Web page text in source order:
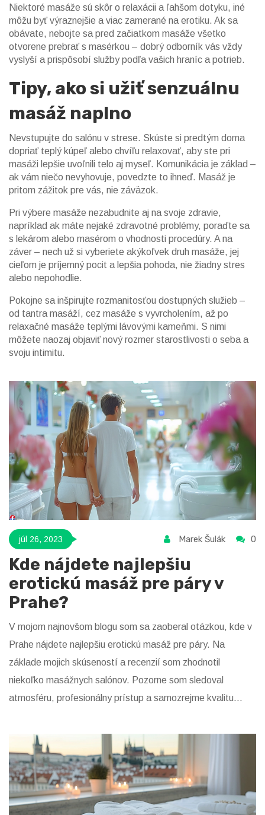
Niektoré masáže sú skôr o relaxácii a ľahšom dotyku, iné
môžu byť výraznejšie a viac zamerané na erotiku. Ak sa
obávate, nebojte sa pred začiatkom masáže všetko
otvorene prebrať s masérkou – dobrý odborník vás vždy
vyslyší a prispôsobí služby podľa vašich hraníc a potrieb.
Tipy, ako si užiť senzuálnu
masáž naplno
Nevstupujte do salónu v strese. Skúste si predtým doma
dopriať teplý kúpeľ alebo chvíľu relaxovať, aby ste pri
masáži lepšie uvoľnili telo aj myseľ. Komunikácia je základ –
ak vám niečo nevyhovuje, povedzte to ihneď. Masáž je
pritom zážitok pre vás, nie záväzok.
Pri výbere masáže nezabudnite aj na svoje zdravie,
napríklad ak máte nejaké zdravotné problémy, poraďte sa
s lekárom alebo masérom o vhodnosti procedúry. A na
záver – nech už si vyberiete akýkoľvek druh masáže, jej
cieľom je príjemný pocit a lepšia pohoda, nie žiadny stres
alebo nepohodlie.
Pokojne sa inšpirujte rozmanitosťou dostupných služieb –
od tantra masáží, cez masáže s vyvrcholením, až po
relaxačné masáže teplými lávovými kameňmi. S nimi
môžete naozaj objaviť nový rozmer starostlivosti o seba a
svoju intimitu.
júl 26, 2023 Marek Šulák 0
Kde nájdete najlepšiu
erotickú masáž pre páry v
Prahe?
V mojom najnovšom blogu som sa zaoberal otázkou, kde v
Prahe nájdete najlepšiu erotickú masáž pre páry. Na
základe mojich skúseností a recenzií som zhodnotil
niekoľko masážnych salónov. Pozorne som sledoval
atmosféru, profesionálny prístup a samozrejme kvalitu
celom článku. Praha ponúka mnoho skvelých miest pre
páry, ktoré hľadajú nové spôsoby, ako obohatiť svoj vzťah a
erotická masáž môže byť jednou z nich.